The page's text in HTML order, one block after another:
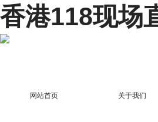
香港118现场
网站首页 关于我们